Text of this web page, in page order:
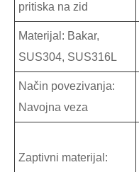
pritiska na zid
Materijal: Bakar,
SUS304, SUS316L
Način povezivanja:
Navojna veza
Zaptivni materijal: